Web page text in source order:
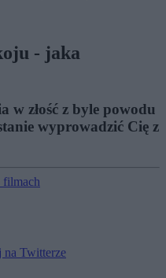
- jaka
w złość z byle powodu
wyprowadzić Cię z
na Twitterze